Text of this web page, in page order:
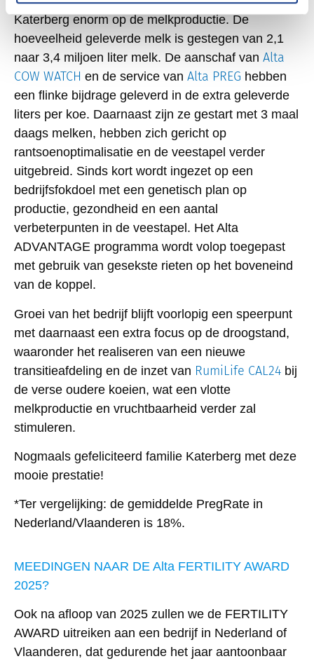
Katerberg enorm op de melkproductie. De
hoeveelheid geleverde melk is gestegen van 2,1
naar 3,4 miljoen liter melk. De aanschaf van Alta
COW WATCH en de service van Alta PREG hebben
een flinke bijdrage geleverd in de extra geleverde
liters per koe. Daarnaast zijn ze gestart met 3 maal
daags melken, hebben zich gericht op
rantsoenoptimalisatie en de veestapel verder
uitgebreid. Sinds kort wordt ingezet op een
bedrijfsfokdoel met een genetisch plan op
productie, gezondheid en een aantal
verbeterpunten in de veestapel. Het Alta
ADVANTAGE programma wordt volop toegepast
met gebruik van gesekste rieten op het boveneind
van de koppel.
Groei van het bedrijf blijft voorlopig een speerpunt
met daarnaast een extra focus op de droogstand,
waaronder het realiseren van een nieuwe
transitieafdeling en de inzet van RumiLife CAL24 bij
de verse oudere koeien, wat een vlotte
melkproductie en vruchtbaarheid verder zal
stimuleren.
Nogmaals gefeliciteerd familie Katerberg met deze
mooie prestatie!
*Ter vergelijking: de gemiddelde PregRate in
Nederland/Vlaanderen is 18%.
MEEDINGEN NAAR DE Alta FERTILITY AWARD
2025?
Ook na afloop van 2025 zullen we de FERTILITY
AWARD uitreiken aan een bedrijf in Nederland of
Vlaanderen, dat gedurende het jaar aantoonbaar